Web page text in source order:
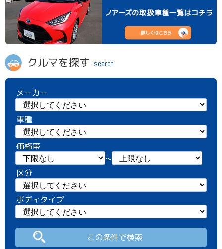
クルマを探す search
メーカー
車種
価格帯
～
区分
ボディタイプ